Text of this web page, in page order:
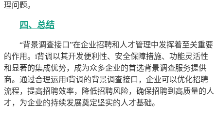
理问题。
四、总结
“背景调查接口”在企业招聘和人才管理中发挥着至关重要
的作用。i背调以其开发便利性、安全保障措施、功能灵活性
和显著的集成优势，成为众多企业的首选背景调查服务提供
商。通过合理运用i背调的背景调查接口，企业可以优化招聘
流程，提高招聘效率，降低招聘风险，确保招聘到高质量的人
才，为企业的持续发展奠定坚实的人才基础。